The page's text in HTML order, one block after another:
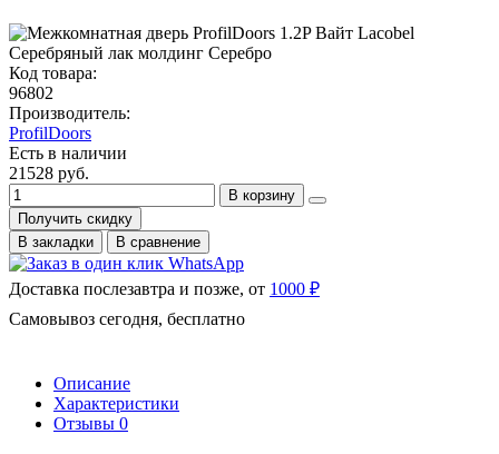
Код товара:
96802
Производитель:
ProfilDoors
Есть в наличии
21528 руб.
В корзину
Получить скидку
В закладки
В сравнение
Доставка послезавтра и позже, от 1000 ₽
Самовывоз сегодня, бесплатно
Описание
Характеристики
Отзывы 0